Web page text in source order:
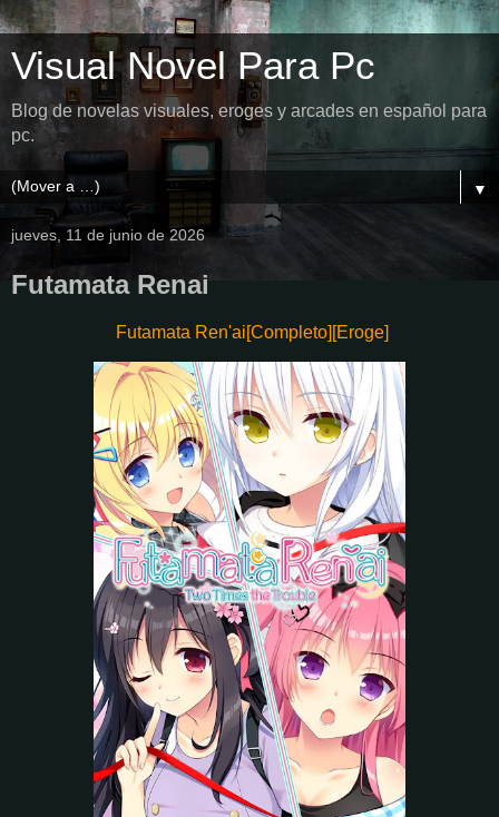
Visual Novel Para Pc
Blog de novelas visuales, eroges y arcades en español para
pc.
▼
jueves, 11 de junio de 2026
Futamata Renai
Futamata Ren'ai[Completo][Eroge]